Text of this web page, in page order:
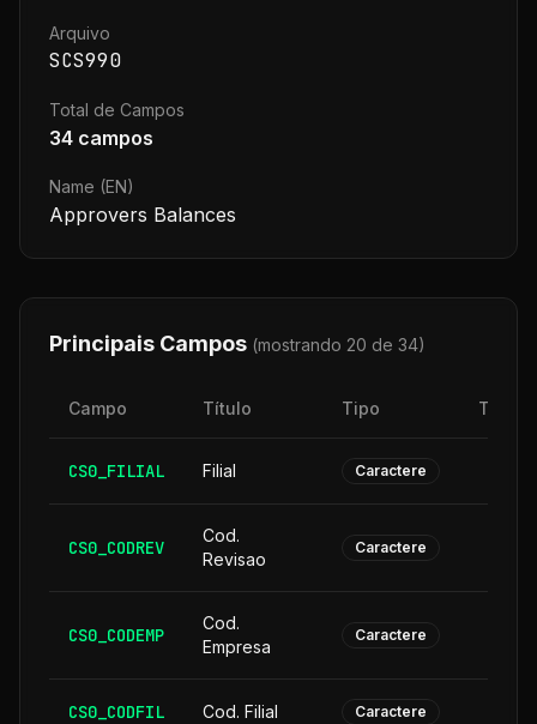
Arquivo
SCS990
Total de Campos
34 campos
Name (EN)
Approvers Balances
Principais Campos (mostrando 20 de 34)
Campo Título Tipo
CS0_FILIAL Filial Caractere
CS0_CODREV
Cod.
Revisao
Caractere
CS0_CODEMP
Cod.
Empresa
Caractere
CS0_CODFIL Cod. Filial Caractere